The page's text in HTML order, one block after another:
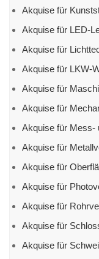
Akquise für
Akquise für LED-
Akquise für
Akquise für LKW-
Akquise für
Akquise für
Akquise für Mess-
Akquise für
Akquise für
Akquise für
Akquise für
Akquise für
Akquise für